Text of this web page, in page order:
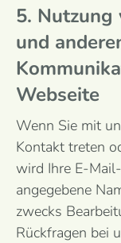
5.
und
Webseite
Wenn Sie mit
Kontakt treten
wird Ihre E-
angegebene
zwecks
Rückfragen bei